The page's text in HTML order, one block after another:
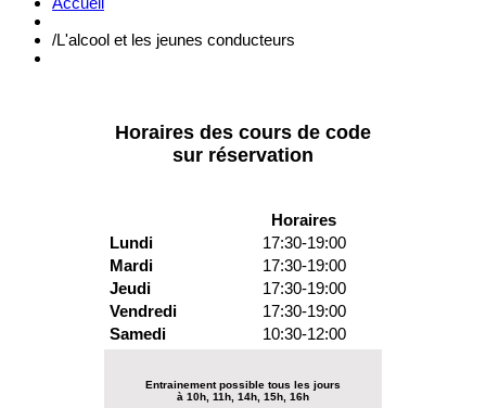
/L'alcool et les jeunes conducteurs
Horaires des cours de code
sur réservation
Horaires
Lundi
17:30-19:00
Mardi
17:30-19:00
Jeudi
17:30-19:00
Vendredi
17:30-19:00
Samedi
10:30-12:00
Entrainement possible tous les jours
à 10h, 11h, 14h, 15h, 16h